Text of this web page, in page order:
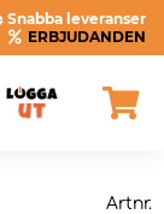
Snabba leveranser
ERBJUDANDEN
Artnr.